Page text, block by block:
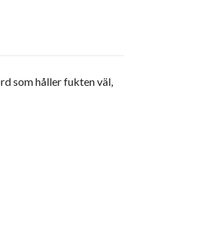
som håller fukten väl,